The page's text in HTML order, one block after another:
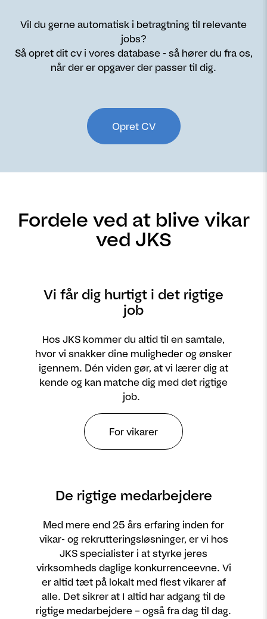
Vil du gerne automatisk i betragtning til relevante
jobs?
Så opret dit cv i vores database - så hører du fra os,
når der er opgaver der passer til dig.
Opret CV
Fordele ved at blive vikar
ved JKS
Vi får dig hurtigt i det rigtige
job
Hos JKS kommer du altid til en samtale,
hvor vi snakker dine muligheder og ønsker
igennem. Dén viden gør, at vi lærer dig at
kende og kan matche dig med det rigtige
job.
For vikarer
De rigtige medarbejdere
Med mere end 25 års erfaring inden for
vikar- og rekrutteringsløsninger, er vi hos
JKS specialister i at styrke jeres
virksomheds daglige konkurrenceevne. Vi
er altid tæt på lokalt med flest vikarer af
alle. Det sikrer at I altid har adgang til de
rigtige medarbejdere – også fra dag til dag.